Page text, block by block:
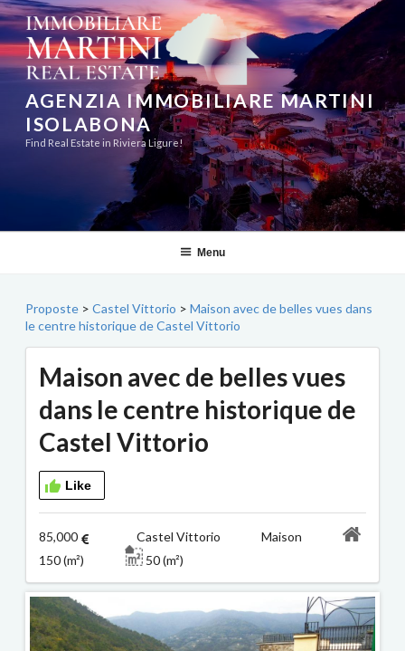
Aller
au
contenu
principal
AGENZIA IMMOBILIARE MARTINI
ISOLABONA
Find Real Estate in Riviera Ligure!
Menu
Proposte > Castel Vittorio > Maison avec de belles vues dans
le centre historique de Castel Vittorio
Maison avec de belles vues
dans le centre historique de
Castel Vittorio
Like
85,000
Castel Vittorio Maison
150 (m²)
50 (m²)